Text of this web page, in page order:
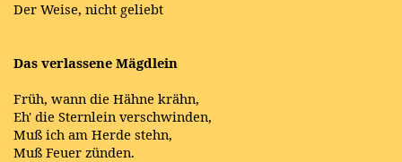
Der Weise, nicht geliebt
Das verlassene Mägdlein
Früh, wann die Hähne krähn,
Eh' die Sternlein verschwinden,
Muß ich am Herde stehn,
Muß Feuer zünden.